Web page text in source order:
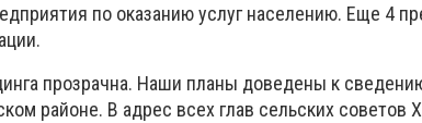
по оказанию услуг населению. Еще 4
прозрачна. Наши планы доведены к
районе. В адрес всех глав сельских советов